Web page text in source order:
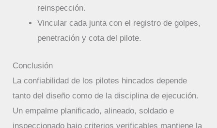
reinspección.
Vincular cada junta con el registro de golpes,
penetración y cota del pilote.
Conclusión
La confiabilidad de los pilotes hincados depende
tanto del diseño como de la disciplina de ejecución.
Un empalme planificado, alineado, soldado e
inspeccionado bajo criterios verificables mantiene la